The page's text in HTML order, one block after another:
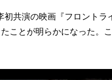
共演の映画『フロントラ
ことが明らかになった。